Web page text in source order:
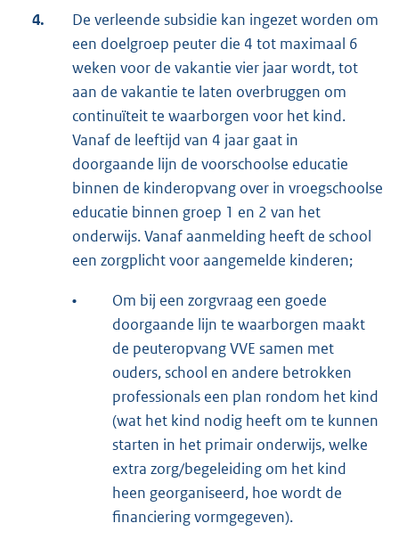
4.
De verleende subsidie kan ingezet worden om
een doelgroep peuter die 4 tot maximaal 6
weken voor de vakantie vier jaar wordt, tot
aan de vakantie te laten overbruggen om
continuïteit te waarborgen voor het kind.
Vanaf de leeftijd van 4 jaar gaat in
doorgaande lijn de voorschoolse educatie
binnen de kinderopvang over in vroegschoolse
educatie binnen groep 1 en 2 van het
onderwijs. Vanaf aanmelding heeft de school
een zorgplicht voor aangemelde kinderen;
•
Om bij een zorgvraag een goede
doorgaande lijn te waarborgen maakt
de peuteropvang VVE samen met
ouders, school en andere betrokken
professionals een plan rondom het kind
(wat het kind nodig heeft om te kunnen
starten in het primair onderwijs, welke
extra zorg/begeleiding om het kind
heen georganiseerd, hoe wordt de
financiering vormgegeven).